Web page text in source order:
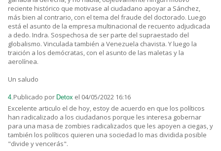
reciente histórico que motivase al ciudadano apoyar a Sánchez,
más bien al contrario, con el tema del fraude del doctorado. Luego
está el asunto de la empresa multinacional de recuento adjudicada
a dedo. Indra. Sospechosa de ser parte del supraestado del
globalismo. Vinculada también a Venezuela chavista. Y luego la
traición a los demócratas, con el asunto de las maletas y la
aerolínea.
Un saludo
4. Publicado por Detox el 04/05/2022 16:16
Excelente articulo el de hoy, estoy de acuerdo en que los políticos
han radicalizado a los ciudadanos porque les interesa gobernar
para una masa de zombies radicalizados que les apoyen a ciegas, y
también los políticos quieren una sociedad lo mas dividida posible
"divide y vencerás".